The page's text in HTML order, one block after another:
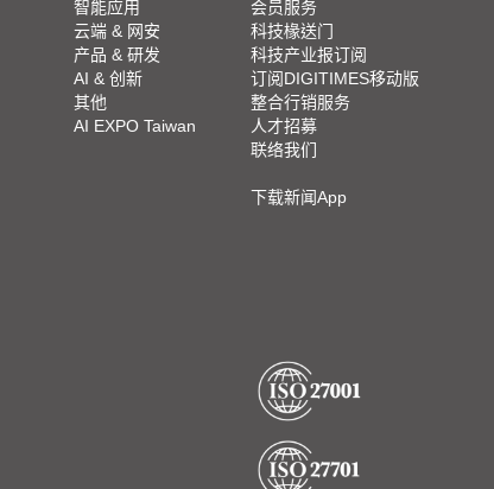
智能应用
云端 & 网安
产品 & 研发
AI & 创新
其他
AI EXPO Taiwan
会员服务
科技椽送门
科技产业报订阅
订阅DIGITIMES移动版
整合行销服务
人才招募
联络我们
下载新闻App